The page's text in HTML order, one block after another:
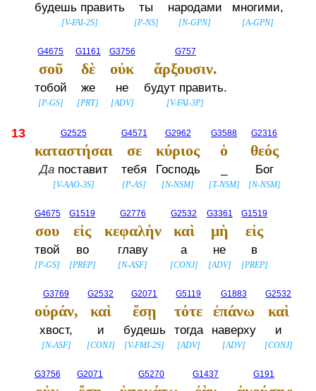
будешь править
[V-FAI-2S]
ты
[P-NS]
народами
[N-GPN]
многими,
[A-GPN]
G4675
σοῦ
тобой
[P-GS]
G1161
δὲ
же
[PRT]
G3756
οὐκ
не
[ADV]
G757
ἄρξουσιν.
будут править.
[V-FAI-3P]
13 G2525
καταστήσαι
Дапоставит
[V-AAO-3S]
G4571
σε
тебя
[P-AS]
G2962
κύριος
Господь
[N-NSM]
G3588
ὁ
[T-NSM]
G2316
θεός
Бог
[N-NSM]
G4675
σου
твой
[P-GS]
G1519
εἰς
во
[PREP]
G2776
κεφαλὴν
главу
[N-ASF]
G2532
καὶ
а
[CONJ]
G3361
μὴ
не
[ADV]
G1519
εἰς
в
[PREP]
G3769
οὐράν,
хвост,
[N-ASF]
G2532
καὶ
и
[CONJ]
G2071
ἔσῃ
будешь
[V-FMI-2S]
G5119
τότε
тогда
[ADV]
G1883
ἐπάνω
наверху
[ADV]
G2532
καὶ
и
[CONJ]
G3756 G2071 G5270 G1437 G191